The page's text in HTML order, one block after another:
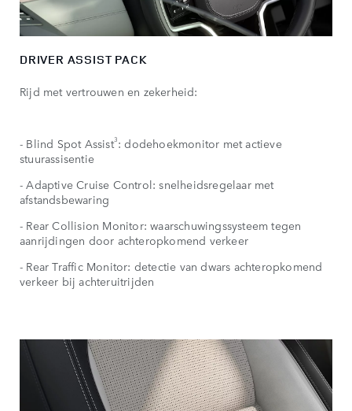
DRIVER ASSIST PACK
Rijd met vertrouwen en zekerheid:
- Blind Spot Assist3: dodehoekmonitor met actieve
stuurassisentie
- Adaptive Cruise Control: snelheidsregelaar met
afstandsbewaring
- Rear Collision Monitor: waarschuwingssysteem tegen
aanrijdingen door achteropkomend verkeer
- Rear Traffic Monitor: detectie van dwars achteropkomend
verkeer bij achteruitrijden